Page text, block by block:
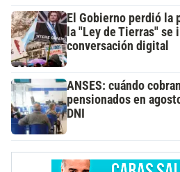
El Gobierno perdió la
la "Ley de Tierras" se
conversación digital
ANSES: cuándo
pensionados en
DNI